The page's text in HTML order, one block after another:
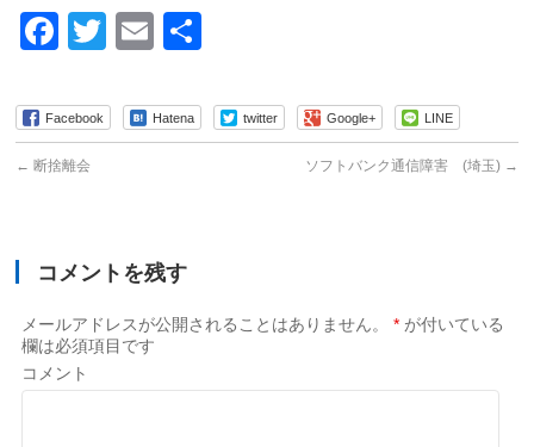
Facebook
TwitterEmail
Facebook Hatena twitter Google+ LINE
← 断捨離会 ソフトバンク通信障害 (埼玉) →
コメントを残す
メールアドレスが公開されることはありません。 * が付いている
欄は必須項目です
コメント